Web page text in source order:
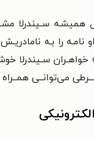
سـیندرلا
او نامـه را بـه
سـیندرلا
می‌توانــی همــراه